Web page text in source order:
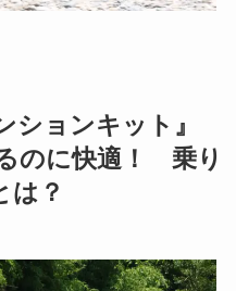
ションキット 』
のに快適！ 乗り
は？